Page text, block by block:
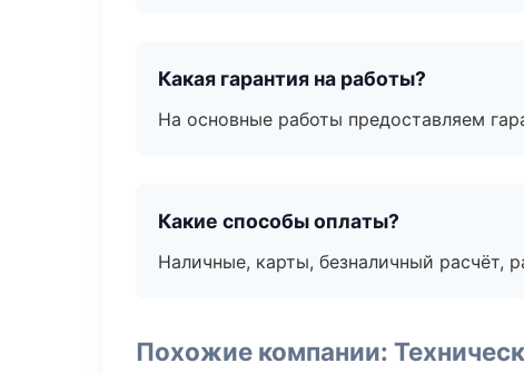
Какая гарантия на работы?
На основные работы предоставляем
Какие способы оплаты?
Наличные, карты, безналичный расчёт,
Похожие компании: